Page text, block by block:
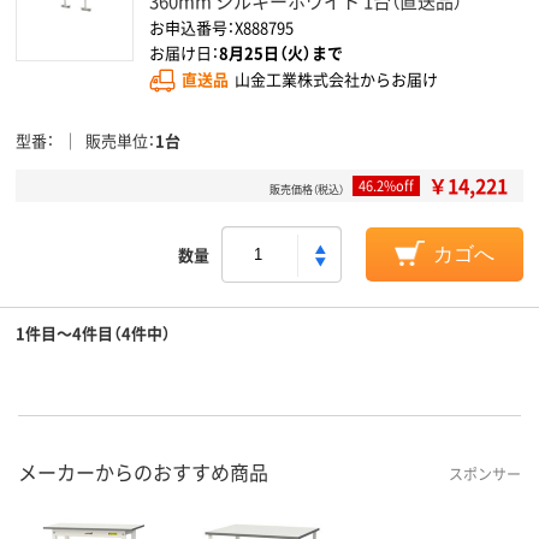
お申込番号：X888795
お届け日：8月25日（火）まで
直送品 山金工業株式会社からお届け
型番 販売単位 1台
販売価格（税込） 46.2%off ￥14,221
数量 カゴへ
1件目～4件目（4件中）
メーカーからのおすすめ商品 スポンサー